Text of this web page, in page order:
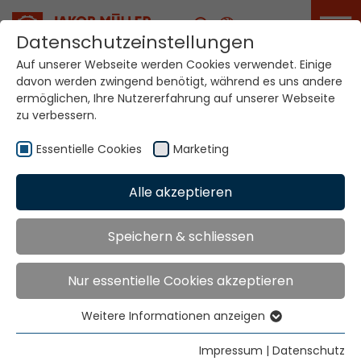
Karriere
Ihre Welt. Unsere
Technologien.
Home Taiwan
Globale Präsenz
Well Firm Enterprise Co., Ltd.
8F-6. No. 6, Lane 180, Min Chuan East Road
Taipei
Datenschutzeinstellungen
Auf unserer Webseite werden Cookies verwendet. Einige
davon werden zwingend benötigt, während es uns andere
ermöglichen, Ihre Nutzererfahrung auf unserer Webseite
zu verbessern.
Essentielle Cookies Marketing
Alle akzeptieren
Speichern & schliessen
Nur essentielle Cookies akzeptieren
Essentielle Cookies
Essentielle Cookies werden für grundlegende
Weitere Informationen anzeigen
Impressum | Datenschutz